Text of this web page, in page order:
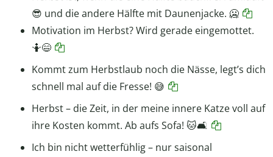
😎 und die andere Hälfte mit Daunenjacke. 🥶
Motivation im Herbst? Wird gerade eingemottet.
🤷😄
Kommt zum Herbstlaub noch die Nässe, legt’s dich
schnell mal auf die Fresse! 😅
Herbst – die Zeit, in der meine innere Katze voll auf
ihre Kosten kommt. Ab aufs Sofa! 🐱🛋️
Ich bin nicht wetterfühlig – nur saisonal